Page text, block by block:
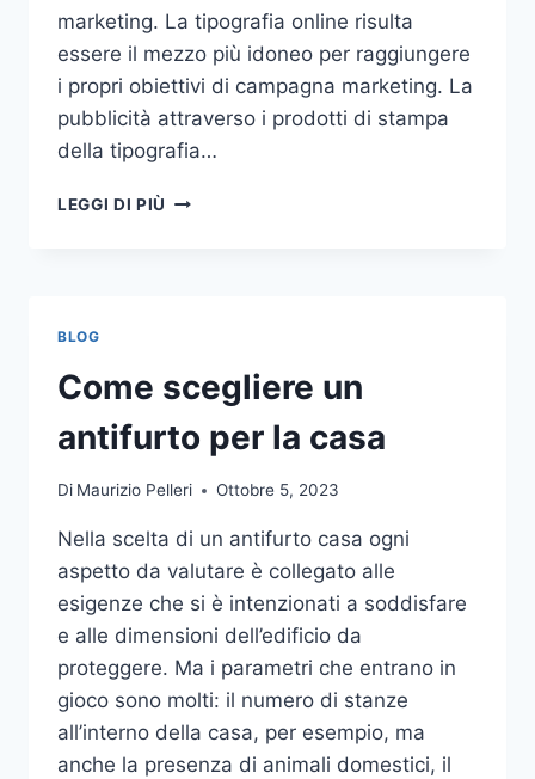
marketing. La tipografia online risulta
essere il mezzo più idoneo per raggiungere
i propri obiettivi di campagna marketing. La
pubblicità attraverso i prodotti di stampa
della tipografia…
LEGGI DI PIÙ VUOI
A
UNA
TIPOGRAFIA
ECCO
SCEGLIERE
BLOG
Come scegliere un
antifurto per la casa
Di Maurizio Pelleri Ottobre 5, 2023
Nella scelta di un antifurto casa ogni
aspetto da valutare è collegato alle
esigenze che si è intenzionati a soddisfare
e alle dimensioni dell’edificio da
proteggere. Ma i parametri che entrano in
gioco sono molti: il numero di stanze
all’interno della casa, per esempio, ma
anche la presenza di animali domestici, il